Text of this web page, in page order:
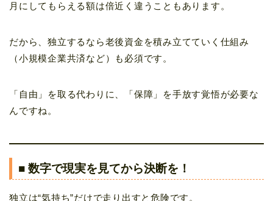
月にしてもらえる額は倍近く違うこともあります。
だから、独立するなら老後資金を積み立てていく仕組み
（小規模企業共済など）も必須です。
「自由」を取る代わりに、「保障」を手放す覚悟が必要な
んですね。
■ 数字で現実を見てから決断を！
独立は“気持ち”だけで走り出すと危険です。